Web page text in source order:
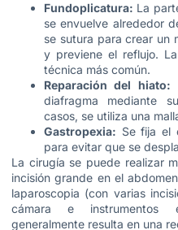
Fundoplicatura: La
se envuelve alrededor
se sutura para crear un
y previene el reflujo.
técnica más común.
Reparación del hiato:
diafragma mediante
casos, se utiliza una
Gastropexia: Se fija el
para evitar que se
La cirugía se puede realizar
incisión grande en el
laparoscopia (con varias
cámara e instrumentos
generalmente resulta en una